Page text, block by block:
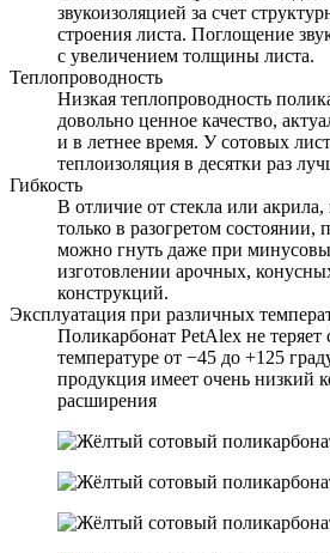
звукоизоляцией за счет
строения листа. Поглощение
с увеличением толщины листа.
Теплопроводность
Низкая теплопроводность
довольно ценное качество,
и в летнее время. У сотовых
теплоизоляция в десятки раз
Гибкость
В отличие от стекла или
только в разогретом состоянии,
можно гнуть даже при
изготовлении арочных,
конструкций.
Эксплуатация при различных
Поликарбонат PetAlex не теряет
температуре от −45 до +125
продукция имеет очень низкий
расширения